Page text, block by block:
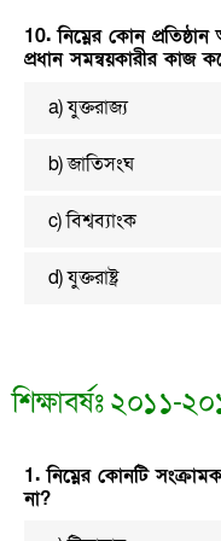
10. নিম্নের কোন
প্রধান সমন্বয়কারীর কাজ
a) যুক্তরাজ্য
b) জাতিসংঘ
c) বিশ্বব্যাংক
d) যুক্তরাষ্ট্র
শিক্ষাবর্ষঃ ২০১১-
1. নিম্নের কোনটি
না?